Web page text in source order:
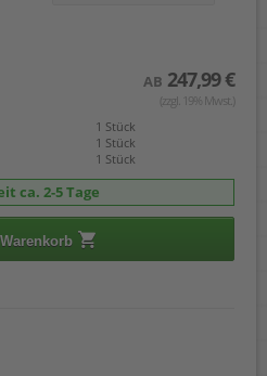
AB 247,99 €
(zzgl. 19% Mwst.)
1 Stück
1 Stück
1 Stück
ca. 2-5 Tage